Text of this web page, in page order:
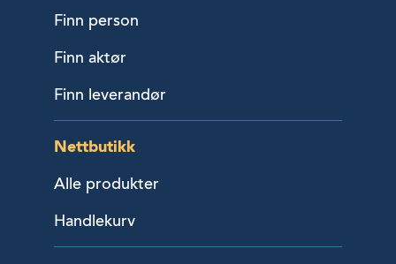
Finn person
Finn aktør
Finn leverandør
Nettbutikk
Alle produkter
Handlekurv